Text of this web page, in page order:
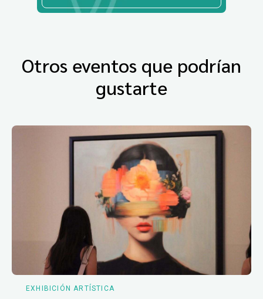
Otros eventos que podrían
gustarte
EXHIBICIÓN ARTÍSTICA